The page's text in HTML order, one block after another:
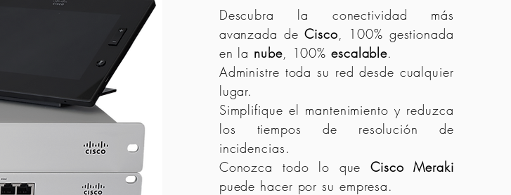
Descubra la conectividad más
avanzada deCisco, 100% gestionada
en la nube, 100%escalable.
Administre toda su red desde cualquier
lugar.
Simplifique el mantenimiento y reduzca
los tiempos de resolución de
incidencias.
Conozca todo lo queCisco Meraki
puede hacer por su empresa.